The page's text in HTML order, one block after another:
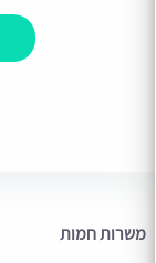
משרות חמות